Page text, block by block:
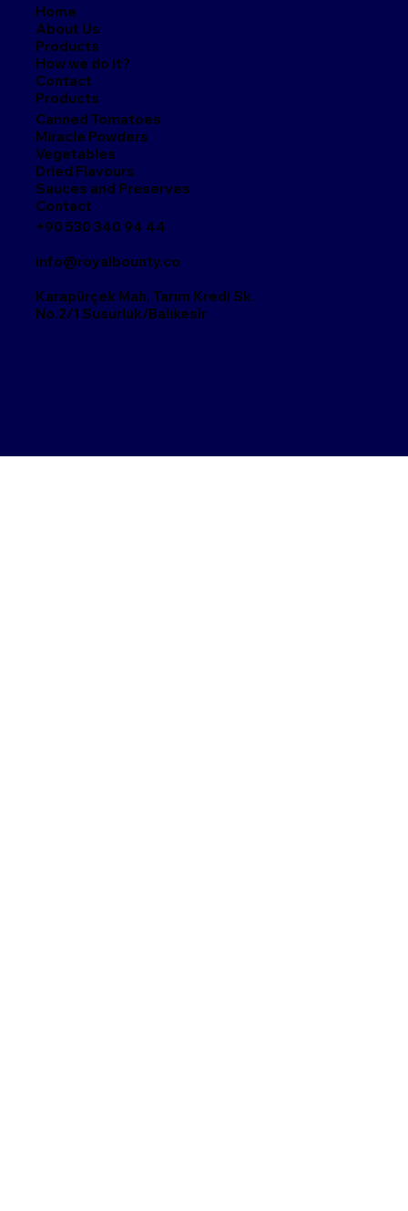
Home
About Us
Products
How we do it?
Contact
Products
Canned Tomatoes
Miracle Powders
Vegetables
Dried Flavours
Sauces and Preserves
Contact
+90 530 340 94 44
info@royalbounty.co
Karapürçek Mah. Tarım Kredi Sk.
No.2/1 Susurluk/Balıkesir